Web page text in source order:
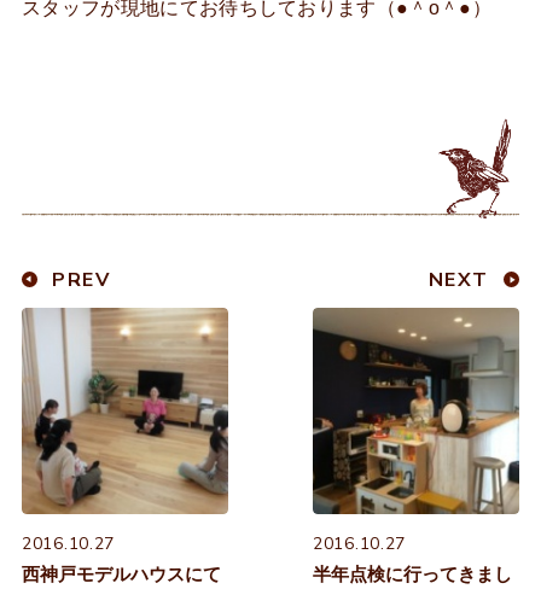
スタッフが現地にてお待ちしております（●＾o＾●）
PREV
2016.10.27
西神戸モデルハウスにて
NEXT
2016.10.27
半年点検に行ってきまし